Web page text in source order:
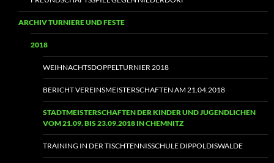
ARCHIV TURNIERE UND FESTE
2018
WEIHNACHTSDOPPELTURNIER 2018
BERICHT VEREINSMEISTERSCHAFTEN AM 21.04.2018
STADTMEISTERSCHAFTEN DER KINDER UND JUGENDLICHEN
VOM 21.09. BIS 23.09.2018 IN CHEMNITZ
TRAINING IN DER TISCHTENNISSCHULE DIPPOLDISWALDE